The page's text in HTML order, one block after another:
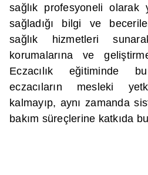
sağlık profesyoneli olarak
sağladığı bilgi ve
sağlık hizmetleri
korumalarına ve
Eczacılık eğitiminde
eczacıların mesleki
kalmayıp, aynı zamanda
bakım süreçlerine katkıda